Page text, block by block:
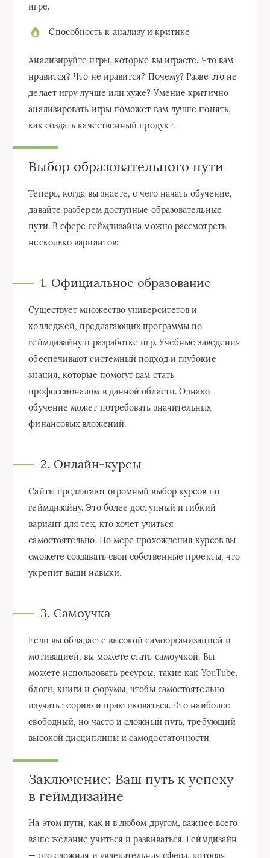
игре.
Способность к анализу и критике
Анализируйте игры, которые вы играете. Что вам
нравится? Что не нравится? Почему? Разве это не
делает игру лучше или хуже? Умение критично
анализировать игры поможет вам лучше понять,
как создать качественный продукт.
Выбор образовательного пути
Теперь, когда вы знаете, с чего начать обучение,
давайте разберем доступные образовательные
пути. В сфере геймдизайна можно рассмотреть
несколько вариантов:
1. Официальное образование
Существует множество университетов и
колледжей, предлагающих программы по
геймдизайну и разработке игр. Учебные заведения
обеспечивают системный подход и глубокие
знания, которые помогут вам стать
профессионалом в данной области. Однако
обучение может потребовать значительных
финансовых вложений.
2. Онлайн-курсы
Сайты предлагают огромный выбор курсов по
геймдизайну. Это более доступный и гибкий
вариант для тех, кто хочет учиться
самостоятельно. По мере прохождения курсов вы
сможете создавать свои собственные проекты, что
укрепит ваши навыки.
3. Самоучка
Если вы обладаете высокой самоорганизацией и
мотивацией, вы можете стать самоучкой. Вы
можете использовать ресурсы, такие как YouTube,
блоги, книги и форумы, чтобы самостоятельно
изучать теорию и практиковаться. Это наиболее
свободный, но часто и сложный путь, требующий
высокой дисциплины и самодостаточности.
Заключение: Ваш путь к успеху
в геймдизайне
На этом пути, как и в любом другом, важнее всего
ваше желание учиться и развиваться. Геймдизайн
— это сложная и увлекательная сфера, которая